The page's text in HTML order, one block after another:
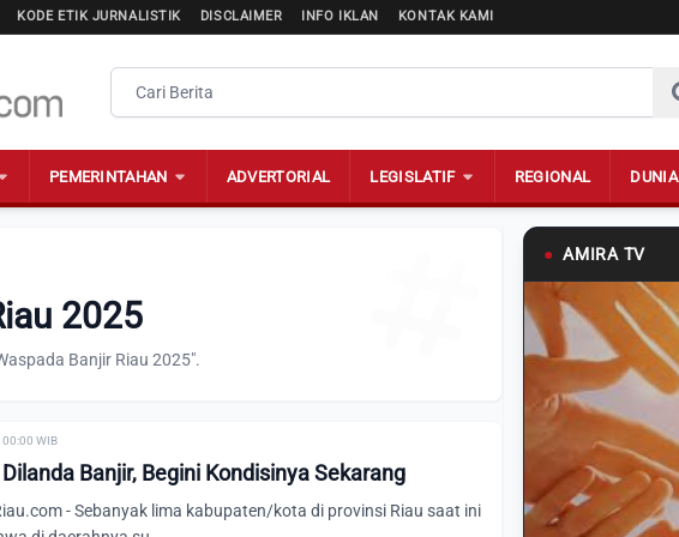
KODE ETIK JURNALISTIK DISCLAIMER INFO IKLAN KONTAK KAMI
PEMERINTAHAN ADVERTORIAL LEGISLATIF REGIONAL DUNIA
2025
Banjir Riau 2025".
00:00 WIB
Banjir, Begini Kondisinya Sekarang
- Sebanyak lima kabupaten/kota di provinsi Riau saat ini
● AMIRA TV